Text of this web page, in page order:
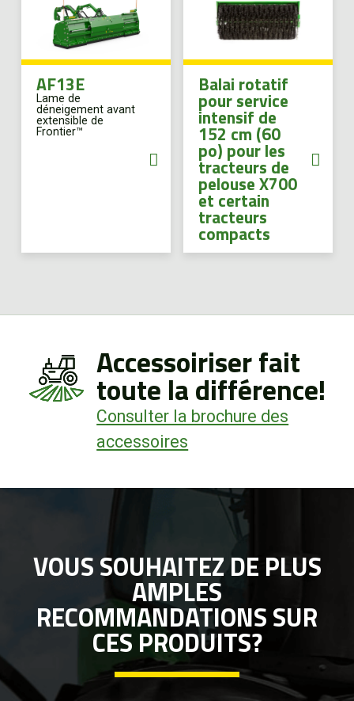
AF13E
Lame de
déneigement avant
extensible de
Frontier™
Balai rotatif
pour service
intensif de
152 cm (60
po) pour les
tracteurs de
pelouse X700
et certain
tracteurs
compacts
Accessoiriser fait
toute la différence!
Consulter la brochure des
accessoires
VOUS SOUHAITEZ DE PLUS
AMPLES
RECOMMANDATIONS SUR
CES PRODUITS?